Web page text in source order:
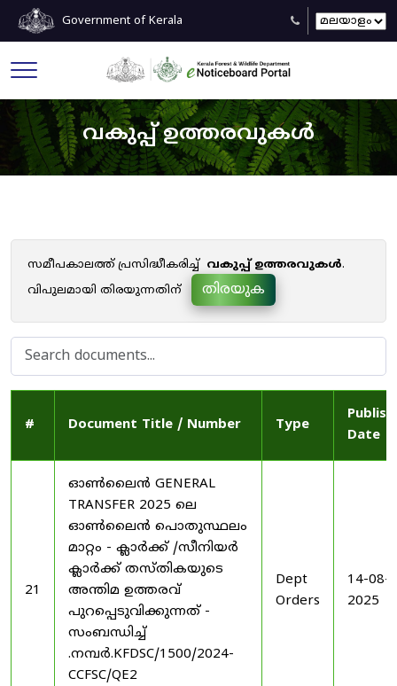
Government of Kerala
വകുപ്പ് ഉത്തരവുകൾ
സമീപകാലത്ത് പ്രസിദ്ധീകരിച്ച് വകുപ്പ് ഉത്തരവുകൾ.
വിപുലമായി തിരയുന്നതിന്
തിരയുക
# Document Title / Number Type
Date
21
ഓൺലൈൻ GENERAL
TRANSFER 2025 ലെ
ഓൺലൈൻ പൊതുസ്ഥലം
മാറ്റം - ക്ലാർക്ക് /സീനിയർ
ക്ലാർക്ക് തസ്തികയുടെ
അന്തിമ ഉത്തരവ്
പുറപ്പെടുവിക്കുന്നത് -
സംബന്ധിച്ച്
.നമ്പർ.KFDSC/1500/2024-
CCFSC/QE2
Dept
Orders
14-08-
2025